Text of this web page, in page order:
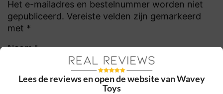
Het e-mailadres en bestelnummer worden niet
gepubliceerd. Vereiste velden zijn gemarkeerd
met *
Naam*
Lees de reviews en open de website van Wavey
Toys